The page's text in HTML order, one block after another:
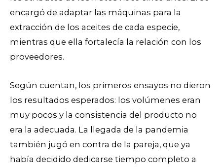
encargó de adaptar las máquinas para la
extracción de los aceites de cada especie,
mientras que ella fortalecía la relación con los
proveedores.
Según cuentan, los primeros ensayos no dieron
los resultados esperados: los volúmenes eran
muy pocos y la consistencia del producto no
era la adecuada. La llegada de la pandemia
también jugó en contra de la pareja, que ya
había decidido dedicarse tiempo completo a